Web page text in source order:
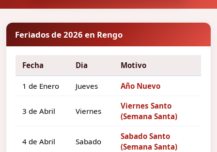
Feriados de 2026 en Rengo
Fecha Dia Motivo
1 de Enero Jueves Año Nuevo
3 de Abril Viernes
Viernes Santo
(Semana Santa)
4 de Abril Sabado
Sabado Santo
(Semana Santa)